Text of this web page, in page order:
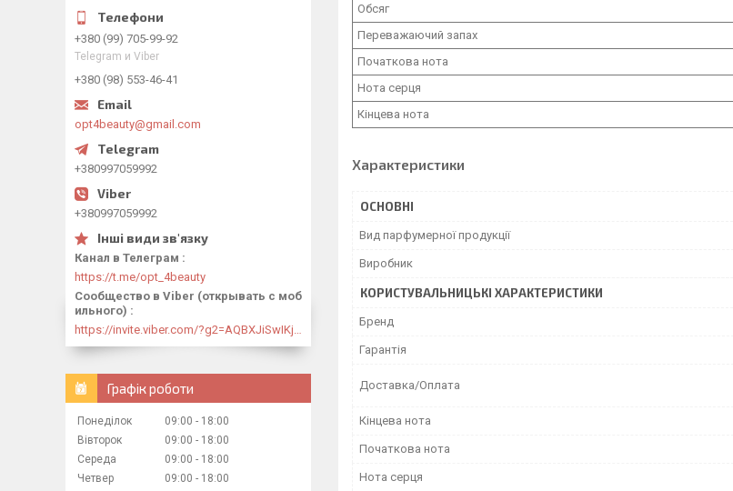
Обсяг
Переважаючий запах
Початкова нота
Нота серця
Кінцева нота
Характеристики
ОСНОВНІ
Вид парфумерної продукції
Виробник
КОРИСТУВАЛЬНИЦЬКІ ХАРАКТЕРИСТИКИ
Бренд
Гарантія
Доставка/Оплата
Кінцева нота
Початкова нота
Нота серця
+380 (99) 705-99-92
Telegram и Viber
+380 (98) 553-46-41
opt4beauty@gmail.com
+380997059992
+380997059992
Канал в Телеграм
https://t.me/opt_4beauty
Сообщество в Viber (открывать с моб
ильного)
Графік роботи
Понеділок 09:00
18:00
Вівторок
09:00
18:00
Середа
09:00
18:00
Четвер
09:00
18:00